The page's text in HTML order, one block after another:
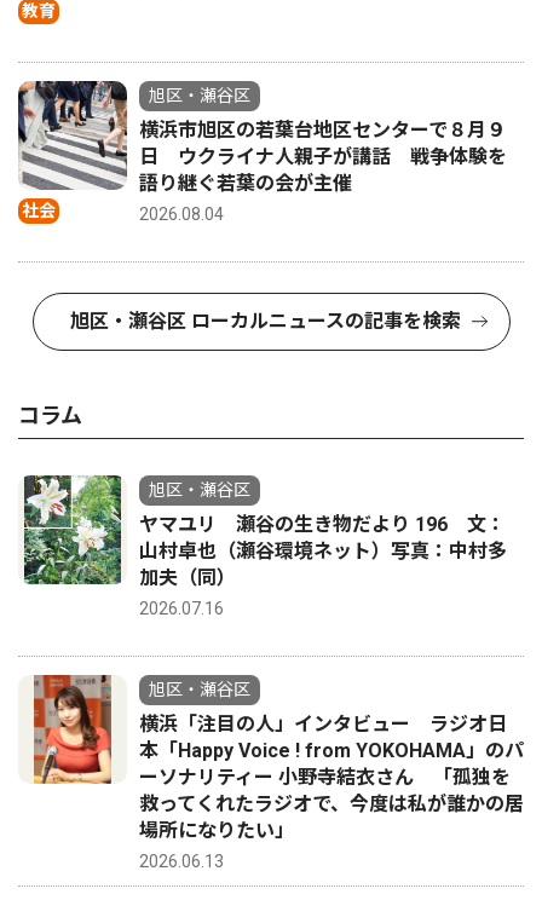
教育
社会
旭区・瀬谷区
横浜市旭区の若葉台地区センターで８月９
日 ウクライナ人親子が講話 戦争体験を
語り継ぐ若葉の会が主催
2026.08.04
旭区・瀬谷区 ローカルニュースの記事を検索
コラム
旭区・瀬谷区
ヤマユリ 瀬谷の生き物だより 196 文：
山村卓也（瀬谷環境ネット）写真：中村多
加夫（同）
2026.07.16
旭区・瀬谷区
横浜「注目の人」インタビュー ラジオ日
本「Happy Voice ! from YOKOHAMA」のパ
ーソナリティー 小野寺結衣さん 「孤独を
救ってくれたラジオで、今度は私が誰かの居
場所になりたい」
2026.06.13